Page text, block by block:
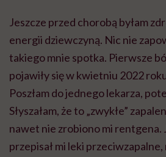
Jeszcze przed chorobą byłam
energii dziewczyną. Nic nie
takiego mnie spotka. Pierwsze
pojawiły się w kwietniu 2022
Poszłam do jednego lekarza,
Słyszałam, że to „zwykłe”
nawet nie zrobiono mi
przepisał mi leki